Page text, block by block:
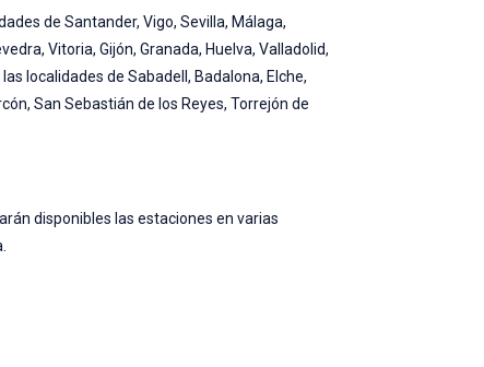
de Santander, Vigo, Sevilla, Málaga,
Vitoria, Gijón, Granada, Huelva, Valladolid,
localidades de Sabadell, Badalona, Elche,
San Sebastián de los Reyes, Torrejón de
disponibles las estaciones en varias